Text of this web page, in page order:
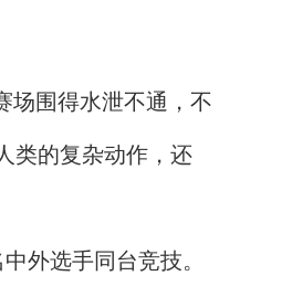
围得水泄不通，不
类的复杂动作，还
外选手同台竞技。